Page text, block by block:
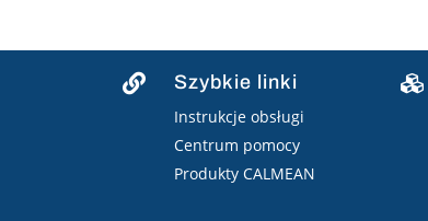
 Szybkie linki
Instrukcje obsługi
Centrum pomocy
Produkty CALMEAN
